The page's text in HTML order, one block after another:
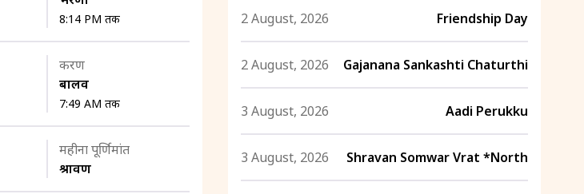
8:14 PM तक
करण
बालव
7:49 AM तक
महीना पूर्णिमांत
श्रावण
2 August, 2026 Friendship Day
2 August, 2026 Gajanana Sankashti Chaturthi
3 August, 2026 Aadi Perukku
3 August, 2026 Shravan Somwar Vrat *North